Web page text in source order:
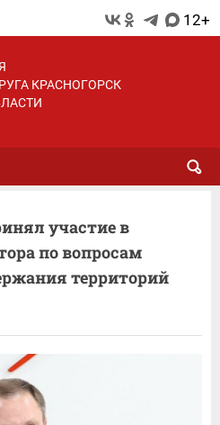
12+
КРАСНОГОРСК
участие в
по вопросам
территорий